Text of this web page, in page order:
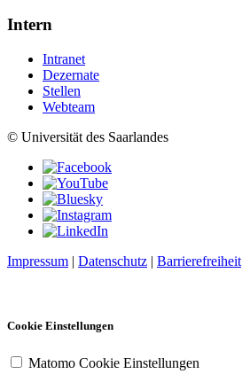
Intern
Intranet
Dezernate
Stellen
Webteam
© Universität des Saarlandes
Impressum | Datenschutz | Barrierefreiheit
Cookie Einstellungen
Matomo Cookie Einstellungen